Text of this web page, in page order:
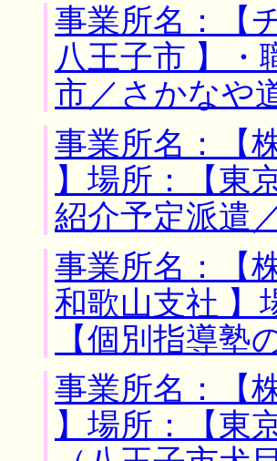
事業所名：【
八王子市 】・
市／さかなや
事業所名：
】場所：【東
紹介予定派遣
事業所名：
和歌山支社 】
【個別指導塾
事業所名：【
】場所：【東